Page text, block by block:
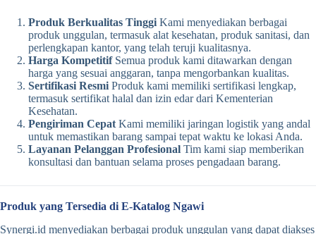
Produk Berkualitas Tinggi Kami menyediakan berbagai
produk unggulan, termasuk alat kesehatan, produk sanitasi, dan
perlengkapan kantor, yang telah teruji kualitasnya.
Harga KompetitifSemua produk kami ditawarkan dengan
harga yang sesuai anggaran, tanpa mengorbankan kualitas.
Sertifikasi Resmi Produk kami memiliki sertifikasi lengkap,
termasuk sertifikat halal dan izin edar dari Kementerian
Kesehatan.
Pengiriman Cepat Kami memiliki jaringan logistik yang andal
untuk memastikan barang sampai tepat waktu ke lokasi Anda.
Layanan Pelanggan Profesional Tim kami siap memberikan
konsultasi dan bantuan selama proses pengadaan barang.
Produk yang Tersedia di E-Katalog Ngawi
Synergi.id menyediakan berbagai produk unggulan yang dapat diakses